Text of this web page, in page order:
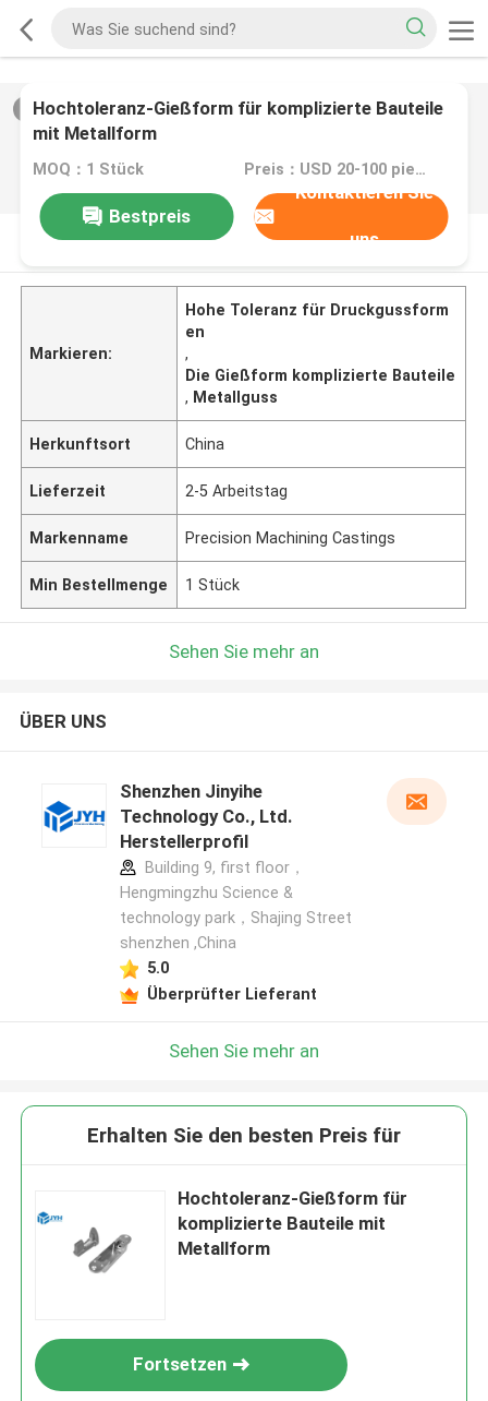
/0
Hochtoleranz-Gießform für komplizierte Bauteile
mit Metallform
MOQ：1 Stück Preis：USD 20-100 pieces,negotiable
Bestpreis
Kontaktieren Sie
uns
PRODUKT-BESCHREIBUNG
Markieren:
Hohe Toleranz für Druckgussform
en
,
Die Gießform komplizierte Bauteile
, Metallguss
Herkunftsort China
Lieferzeit 2-5 Arbeitstag
Markenname Precision Machining Castings
Min Bestellmenge 1 Stück
Sehen Sie mehr an
ÜBER UNS
Shenzhen Jinyihe
Technology Co., Ltd.
Herstellerprofil
Building 9, first floor，
Hengmingzhu Science &
technology park，Shajing Street
shenzhen ,China
5.0
Überprüfter Lieferant
Sehen Sie mehr an
Erhalten Sie den besten Preis für
Hochtoleranz-Gießform für
komplizierte Bauteile mit
Metallform
Fortsetzen